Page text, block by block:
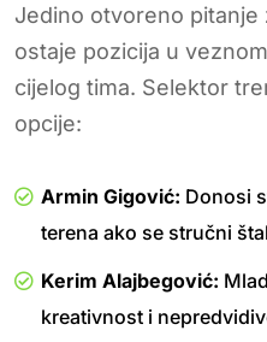
Jedino otvoreno pitanje
ostaje pozicija u
cijelog tima. Selektor
opcije:
Armin Gigović: Donosi
terena ako se stručni
Kerim Alajbegović:
kreativnost i